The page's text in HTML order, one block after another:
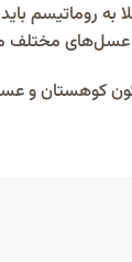
به
در عسل‌های
و عسل